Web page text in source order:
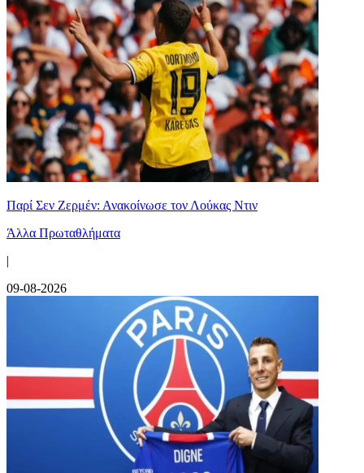
Παρί Σεν Ζερμέν: Ανακοίνωσε τον Λούκας Ντιν
Άλλα Πρωταθλήματα
|
09-08-2026